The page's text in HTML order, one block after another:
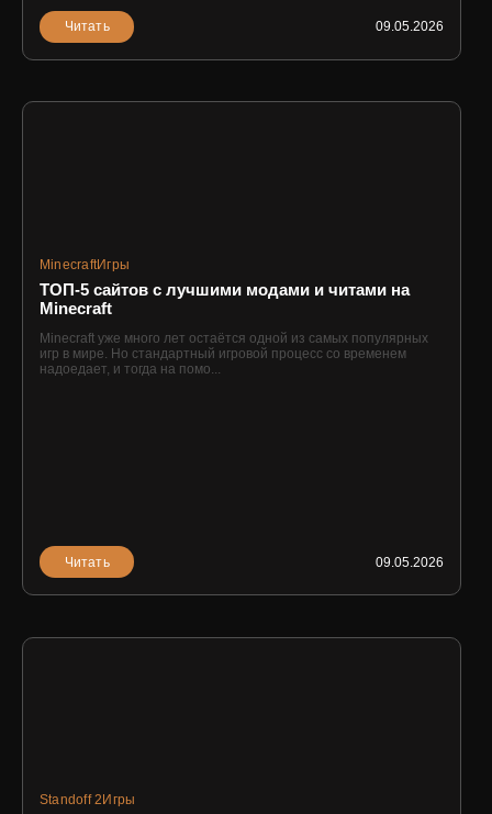
Читать 09.05.2026
MinecraftИгры
ТОП-5 сайтов с лучшими модами и читами на
Minecraft
Minecraft уже много лет остаётся одной из самых популярных
игр в мире. Но стандартный игровой процесс со временем
надоедает, и тогда на помо...
Читать 09.05.2026
Standoff 2 Игры